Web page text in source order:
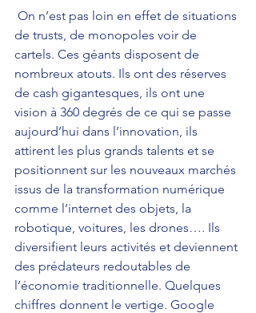
de trusts, de monopoles voir de
cartels. Ces géants disposent de
nombreux atouts. Ils ont des réserves
de cash gigantesques, ils ont une
vision à 360 degrés de ce qui se passe
aujourd’hui dans l’innovation, ils
attirent les plus grands talents et se
positionnent sur les nouveaux marchés
issus de la transformation numérique
comme l’internet des objets, la
robotique, voitures, les drones…. Ils
diversifient leurs activités et deviennent
des prédateurs redoutables de
l’économie traditionnelle. Quelques
chiffres donnent le vertige. Google